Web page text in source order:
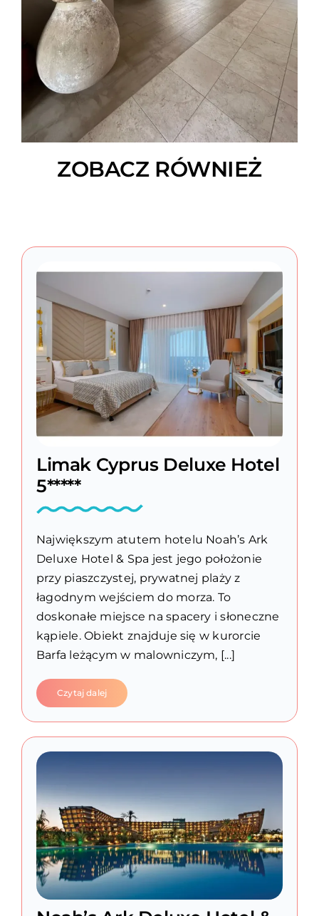
ZOBACZ RÓWNIEŻ
Limak Cyprus Deluxe Hotel
5*****
Największym atutem hotelu Noah’s Ark
Deluxe Hotel & Spa jest jego położonie
przy piaszczystej, prywatnej plaży z
łagodnym wejściem do morza. To
doskonałe miejsce na spacery i słoneczne
kąpiele. Obiekt znajduje się w kurorcie
Barfa leżącym w malowniczym, [...]
Czytaj dalej